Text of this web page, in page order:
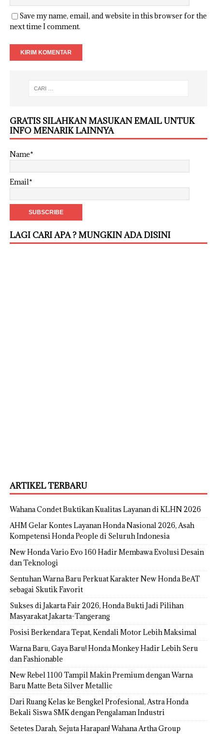
Save my name, email, and website in this browser for the
next time I comment.
GRATIS SILAHKAN MASUKAN EMAIL UNTUK
INFO MENARIK LAINNYA
Name*
Email*
LAGI CARI APA ? MUNGKIN ADA DISINI
ARTIKEL TERBARU
Wahana Condet Buktikan Kualitas Layanan di KLHN 2026
AHM Gelar Kontes Layanan Honda Nasional 2026, Asah
Kompetensi Honda People di Seluruh Indonesia
New Honda Vario Evo 160 Hadir Membawa Evolusi Desain
dan Teknologi
Sentuhan Warna Baru Perkuat Karakter New Honda BeAT
sebagai Skutik Favorit
Sukses di Jakarta Fair 2026, Honda Bukti Jadi Pilihan
Masyarakat Jakarta-Tangerang
Posisi Berkendara Tepat, Kendali Motor Lebih Maksimal
Warna Baru, Gaya Baru! Honda Monkey Hadir Lebih Seru
dan Fashionable
New Rebel 1100 Tampil Makin Premium dengan Warna
Baru Matte Beta Silver Metallic
Dari Ruang Kelas ke Bengkel Profesional, Astra Honda
Bekali Siswa SMK dengan Pengalaman Industri
Setetes Darah, Sejuta Harapan! Wahana Artha Group